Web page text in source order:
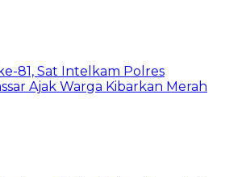
81, Sat Intelkam Polres
Ajak Warga Kibarkan Merah